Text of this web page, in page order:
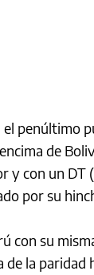
penúltimo
de
y con un DT
por su
con su
de la paridad